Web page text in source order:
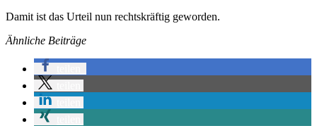
Damit ist das Urteil nun rechtskräftig geworden.
Ähnliche Beiträge